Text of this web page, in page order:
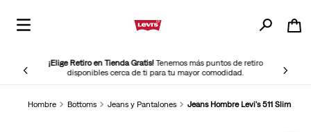
¡Elige Retiro en Tienda Gratis!Tenemos más puntos de retiro
disponibles cerca de ti para tu mayor comodidad.
Hombre Bottoms Jeans y Pantalones Jeans Hombre Levi's 511 Slim